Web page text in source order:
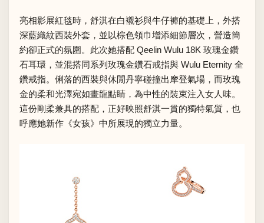
亮相影展紅毯時，舒淇在白襯衫與牛仔褲的基礎上，外搭
深藍織紋西裝外套，並以棕色領巾增添細節層次，營造簡
約卻正式的氛圍。此次她搭配 Qeelin Wulu 18K 玫瑰金鑽
石耳環，並混搭同系列玫瑰金鑽石戒指與 Wulu Eternity 全
鑽戒指。俐落的西裝與休閒丹寧碰撞出摩登氣場，而玫瑰
金的柔和光澤宛如畫龍點睛，為中性的裝束注入女人味。
這份剛柔兼具的搭配，正好映照舒淇一貫的獨特氣質，也
呼應她新作《女孩》中所展現的獨立力量。